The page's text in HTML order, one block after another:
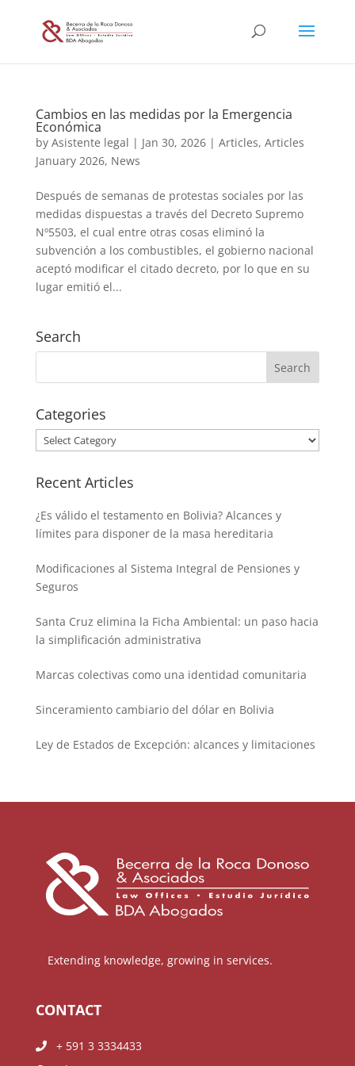
Cambios en las medidas por la Emergencia
Económica
by Asistente legal | Jan 30, 2026| Articles, Articles
January 2026, News
Después de semanas de protestas sociales por las
medidas dispuestas a través del Decreto Supremo
Nº5503, el cual entre otras cosas eliminó la
subvención a los combustibles, el gobierno nacional
aceptó modificar el citado decreto, por lo que en su
lugar emitió el...
Search
Categories
Categories
Recent Articles
¿Es válido el testamento en Bolivia? Alcances y
límites para disponer de la masa hereditaria
Modificaciones al Sistema Integral de Pensiones y
Seguros
Santa Cruz elimina la Ficha Ambiental: un paso hacia
la simplificación administrativa
Marcas colectivas como una identidad comunitaria
Sinceramiento cambiario del dólar en Bolivia
Ley de Estados de Excepción: alcances y limitaciones
Extending knowledge, growing in services.
CONTACT
+ 591 3 3334433